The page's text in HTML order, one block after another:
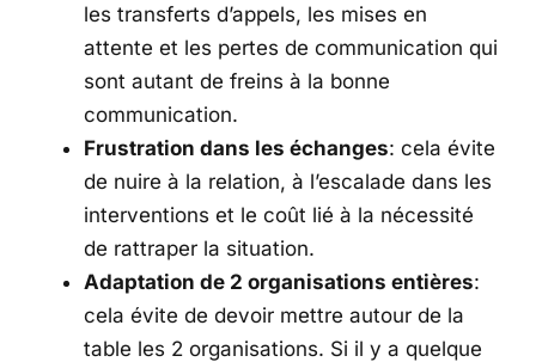
les transferts d’appels, les mises en
attente et les pertes de communication qui
sont autant de freins à la bonne
communication.
Frustration dans les échanges: cela évite
de nuire à la relation, à l’escalade dans les
interventions et le coût lié à la nécessité
de rattraper la situation.
Adaptation de 2 organisations entières:
cela évite de devoir mettre autour de la
table les 2 organisations. Si il y a quelque